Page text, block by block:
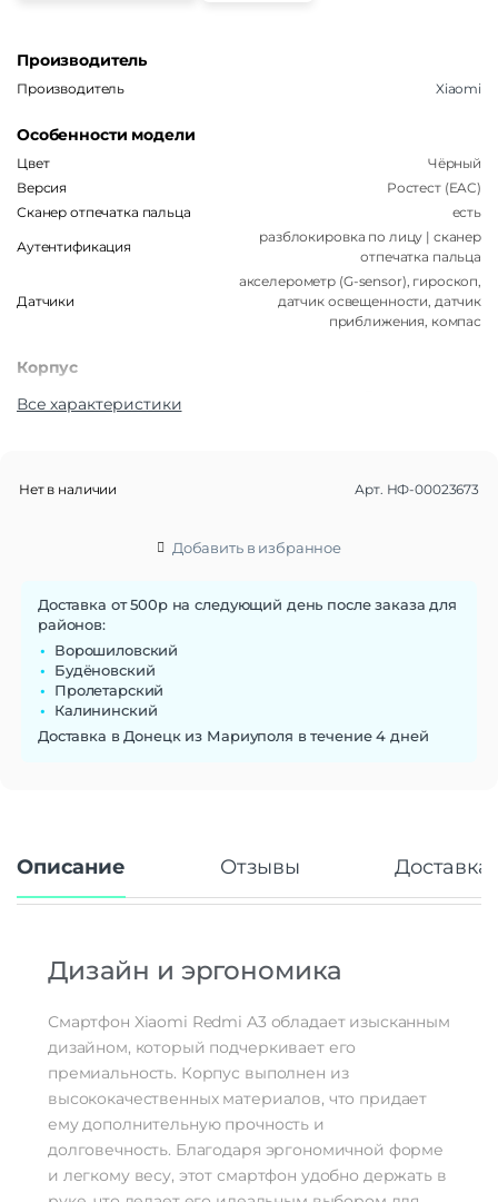
Производитель
Производитель Xiaomi
Особенности модели
Цвет
Чёрный
Версия
Ростест (EAC)
Сканер отпечатка пальца
есть
Аутентификация
разблокировка по лицу | сканер
отпечатка пальца
Датчики
акселерометр (G-sensor), гироскоп,
датчик освещенности, датчик
приближения, компас
Корпус
Материал корпуса
Габариты
Операционная система
Функции памяти
Объем памяти
Дисплей
Число пикселей на дюйм
268
Количество сим карт
Стандарт связи
Процессор
Производитель процессора
Процессор
MediaTek Helio G36
Количество ядер
процессора
количество ядер: 8 | частота: 2200 МГц
| видеопроцессор: PowerVR GE8320 |
Все характеристики
Нет в наличии Арт. НФ-00023673
Добавить в избранное
Доставка от 500р на следующий день после заказа для
районов:
Ворошиловский
Будёновский
Пролетарский
Калининский
Доставка в Донецк из Мариуполя в течение 4 дней
Описание Отзывы Доставка
Дизайн и эргономика
Смартфон Xiaomi Redmi A3 обладает изысканным
дизайном, который подчеркивает его
премиальность. Корпус выполнен из
высококачественных материалов, что придает
ему дополнительную прочность и
долговечность. Благодаря эргономичной форме
и легкому весу, этот смартфон удобно держать в